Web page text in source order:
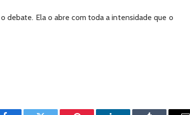
debate. Ela o abre com toda a intensidade que o